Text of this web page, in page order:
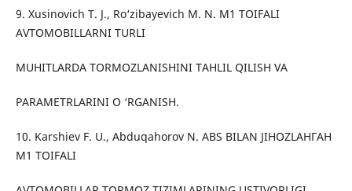
9. Xusinovich T. J., Ro‘zibayevich M. N. M1 TOIFALI
AVTOMOBILLARNI TURLI
MUHITLARDA TORMOZLANISHINI TAHLIL QILISH VA
PARAMETRLARINI O ‘RGANISH.
10. Karshiev F. U., Abduqahorov N. ABS BILAN JIHOZLAНГАН
M1 TOIFALI